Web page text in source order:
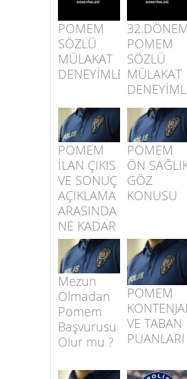
POMEM
SÖZLÜ
MÜLAKAT
DENEYİMLERİ
32.DÖNEM
POMEM
SÖZLÜ
MÜLAKAT
POMEM
İLAN ÇIKIS
VE SONUÇ
AÇIKLAMA
ARASINDA
NE KADAR
SÜRE VAR
POMEM
ÖN
GÖZ
KONUSU
Mezun
Olmadan
Pomem
Başvurusu
Olur mu ?
POMEM
VE TABAN
PUANLARI